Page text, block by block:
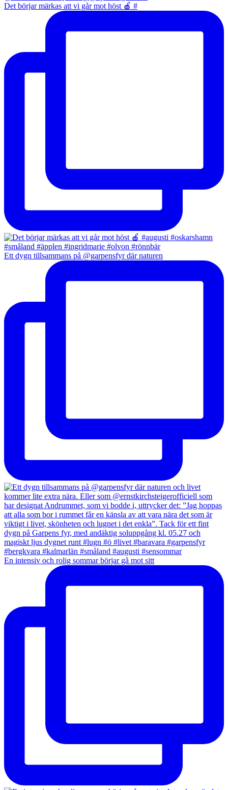
Det börjar märkas att vi går mot höst 🍎 #
Ett dygn tillsammans på @garpensfyr där naturen
En intensiv och rolig sommar börjar gå mot sitt